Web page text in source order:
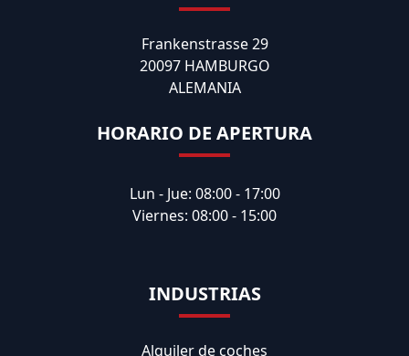
Frankenstrasse 29
20097 HAMBURGO
ALEMANIA
HORARIO DE APERTURA
Lun - Jue: 08:00 - 17:00
Viernes: 08:00 - 15:00
INDUSTRIAS
Alquiler de coches